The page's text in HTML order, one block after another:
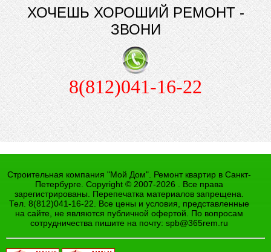
ХОЧЕШЬ ХОРОШИЙ РЕМОНТ -
ЗВОНИ
8(812)041-16-22
Строительная компания "Мой Дом". Ремонт квартир в Санкт-
Петербурге. Copyright © 2007-2026 . Все права
зарегистрированы. Перепечатка материалов запрещена.
Тел. 8(812)041-16-22. Все цены и условия, представленные
на сайте, не являются публичной офертой. По вопросам
сотрудничества пишите на почту: spb@365rem.ru